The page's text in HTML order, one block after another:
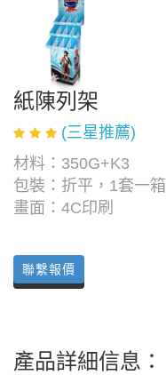
紙陳列架
(三星推薦)
材料：350G+K3
包裝：折平，1套一箱
畫面：4C印刷
聯繫報價
產品詳細信息：